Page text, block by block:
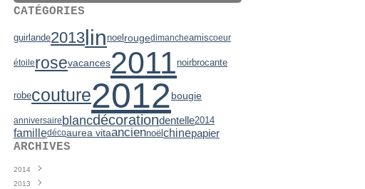
CATÉGORIES
guirlande2013linnoel rougedimancheamiscoeur
étoilerosevacances2011noirbrocante
robecouture2012bougie
anniversaireblancdécorationdentelle2014
familledécoaurea vitaanciennoëlchinepapier
ARCHIVES
2014
Juin
2013